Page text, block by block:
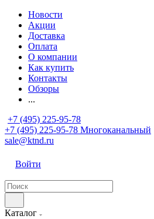
Новости
Акции
Доставка
Оплата
О компании
Как купить
Контакты
Обзоры
...
+7 (495) 225-95-78
+7 (495) 225-95-78 Многоканальный
sale@ktnd.ru
Войти
Каталог